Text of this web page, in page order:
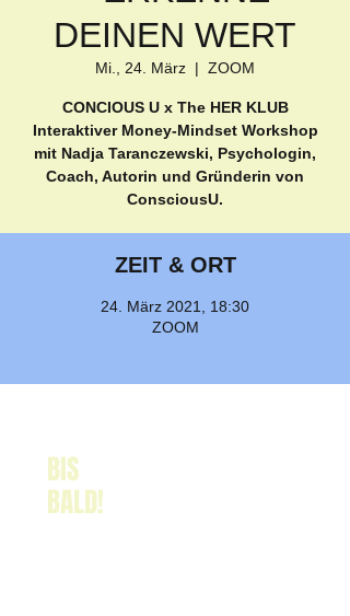
DEINEN WERT
Mi., 24. März
  |
ZOOM
CONCIOUS U x The HER KLUB
Interaktiver Money-Mindset Workshop
mit Nadja Taranczewski, Psychologin,
Coach, Autorin und Gründerin von
ConsciousU.
ZEIT & ORT
24. März 2021, 18:30
ZOOM
BIS
BALD!